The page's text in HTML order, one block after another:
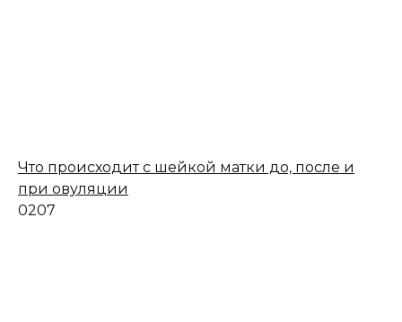
Что происходит с шейкой матки до, после и
при овуляции
0207